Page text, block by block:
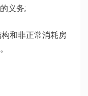
义务;
和非正常消耗房